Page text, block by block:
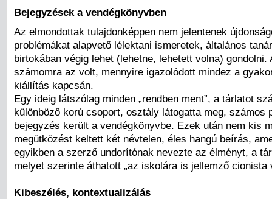
Bejegyzések a vendégkönyvben
Az elmondottak tulajdonképpen nem jelentenek
problémákat alapvető lélektani ismeretek, általános
birtokában végig lehet (lehetne, lehetett volna) gondolni.
számomra az volt, mennyire igazolódott mindez a
kiállítás kapcsán.
Egy ideig látszólag minden „rendben ment”, a tárlatot
különböző korú csoport, osztály látogatta meg, számos
bejegyzés került a vendégkönyvbe. Ezek után nem kis
megütközést keltett két névtelen, éles hangú beírás,
egyikben a szerző undorítónak nevezte az élményt, a
melyet szerinte áthatott „az iskolára is jellemző cionista
Kibeszélés, kontextualizálás